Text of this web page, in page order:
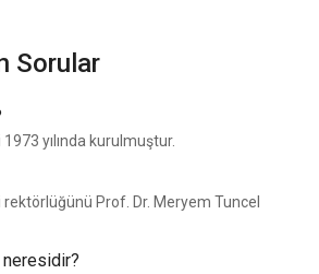
Sorular
yılında kurulmuştur.
Prof. Dr. Meryem Tuncel